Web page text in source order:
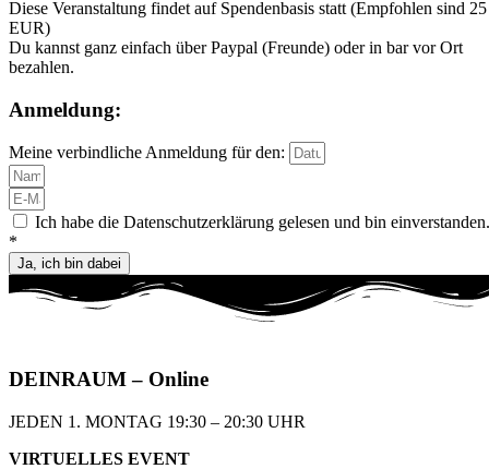
Diese Veranstaltung findet auf Spendenbasis statt (Empfohlen sind 25
EUR)
Du kannst ganz einfach über Paypal (Freunde) oder in bar vor Ort
bezahlen.
Anmeldung:
Meine verbindliche Anmeldung für den:
Ich habe die Datenschutzerklärung gelesen und bin einverstanden.
*
Ja, ich bin dabei
DEINRAUM– Online
JEDEN 1. MONTAG 19:30 – 20:30 UHR​
VIRTUELLES EVENT